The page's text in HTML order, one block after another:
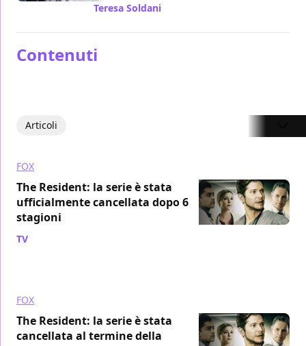
Teresa Soldani
Contenuti
Articoli
FOX
The Resident: la serie è stata
ufficialmente cancellata dopo 6
stagioni
TV
FOX
The Resident: la serie è stata
cancellata al termine della